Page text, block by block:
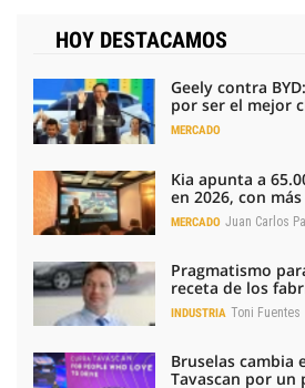
HOY DESTACAMOS
Geely contra
por ser el mejor
MERCADO
Kia apunta a
en 2026, con más
MERCADO Juan Carlos
Pragmatismo
receta de los
INDUSTRIA Toni Fuentes
Bruselas cambia
Tavascan por un